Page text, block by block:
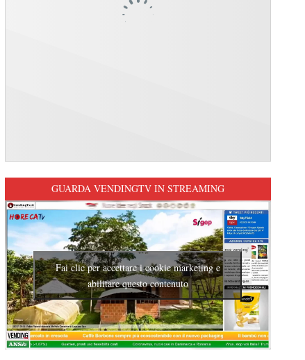
GUARDA VENDINGTV IN STREAMING
Fai clic per accettare i cookie marketing e
abilitare questo contenuto